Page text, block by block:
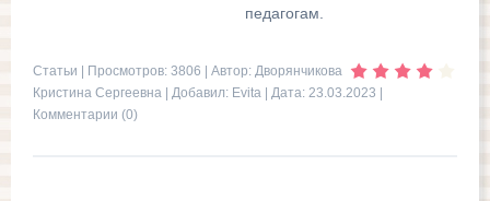
педагогам.
Статьи | Просмотров: 3806 | Автор: Дворянчикова
Кристина Сергеевна | Добавил: Evita | Дата: 23.03.2023
Комментарии (0)